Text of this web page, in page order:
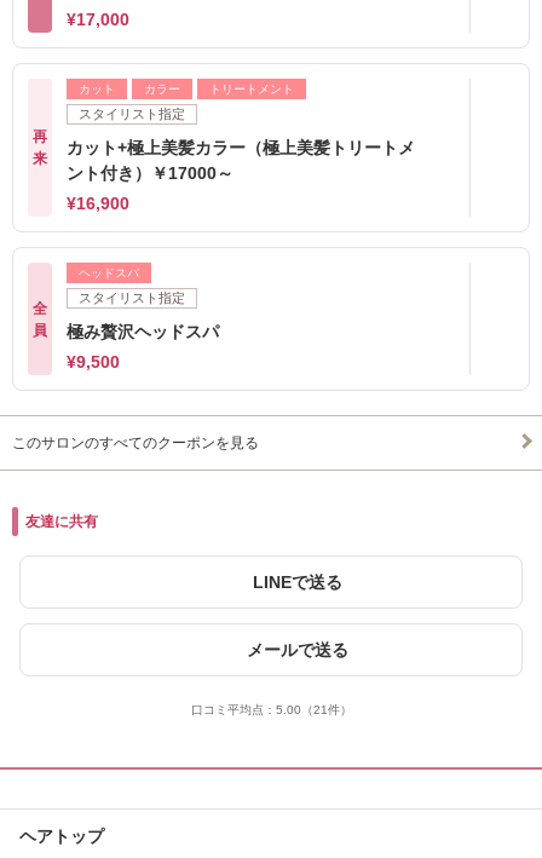
¥17,000
再
来
カット カラー トリートメント
スタイリスト指定
カット+極上美髪カラー（極上美髪トリートメ
ント付き）￥17000～
¥16,900
全
員
ヘッドスパ
スタイリスト指定
極み贅沢ヘッドスパ
¥9,500
このサロンのすべてのクーポンを見る
友達に共有
LINEで送る
メールで送る
口コミ平均点： 5.00 （21件）
ヘアトップ